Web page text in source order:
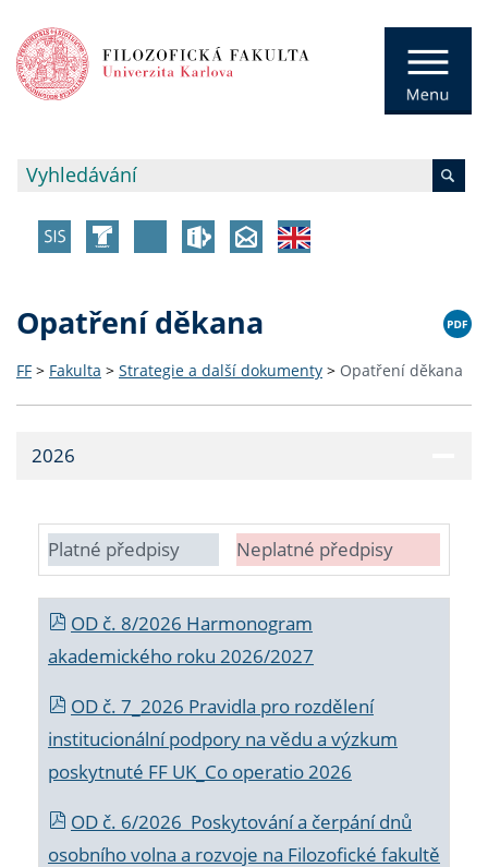
Opatření děkana
FF > Fakulta > Strategie a další dokumenty > Opatření děkana
2026
Platné předpisy Neplatné předpisy
OD č. 8/2026 Harmonogram
akademického roku 2026/2027
OD č. 7_2026 Pravidla pro rozdělení
institucionální podpory na vědu a výzkum
poskytnuté FF UK_Co operatio 2026
OD č. 6/2026 Poskytování a čerpání dnů
osobního volna a rozvoje na Filozofické fakultě